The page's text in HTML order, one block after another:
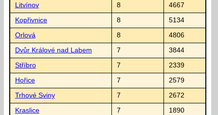
Litvínov 8 4667
Kopřivnice 8 5134
Orlová 8 4806
Dvůr Králové nad Labem 7 3844
Stříbro 7 2339
Hořice 7 2579
Trhové Sviny 7 2672
Kraslice 7 1890